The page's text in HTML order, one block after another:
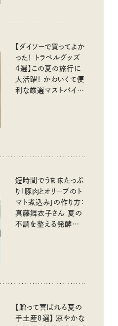
【ダイソーで買ってよか
った！ トラベルグッズ
4選】この夏の旅行に
大活躍！ かわいくて便
利な厳選マストバイア
短時間でうま味たっぷ
り「豚肉とオリーブのト
マト煮込み」の作り方：
真藤舞衣子さん 夏の
不調を整える発酵レ
【贈って喜ばれる夏の
手土産８選】 涼やかな